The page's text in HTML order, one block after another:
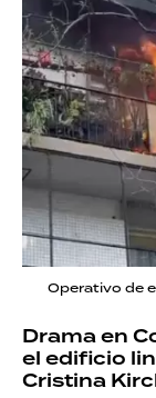
Operativo de
Drama en
el edificio
Cristina